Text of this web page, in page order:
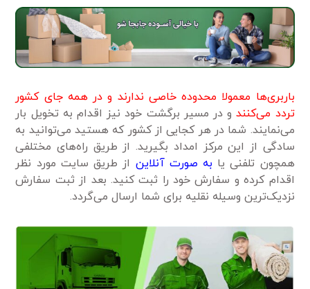
باربری‌ها معمولا محدوده خاصی ندارند و در همه جای کشور
تردد می‌کنندو در مسیر برگشت خود نیز اقدام به تخویل بار
می‌نمایند. شما در هر کجایی از کشور که هستید می‌توانید به
سادگی از این مرکز امداد بگیرید. از طریق راه‌های مختلفی
همچون تلفنی یا به صورت آنلاین از طریق سایت مورد نظر
اقدام کرده و سفارش خود را ثبت کنید. بعد از ثبت سفارش
نزدیک‌ترین وسیله نقلیه برای شما ارسال می‌گردد.